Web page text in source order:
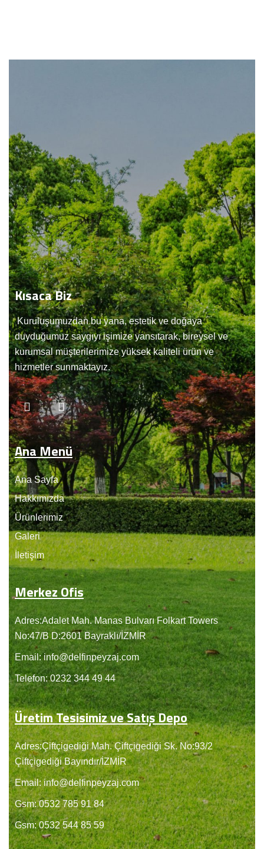
KısacaBiz
Kuruluşumuzdan bu yana, estetik ve doğaya
duyduğumuz saygıyı işimize yansıtarak, bireysel ve
kurumsal müşterilerimize yüksek kaliteli ürün ve
hizmetler sunmaktayız.
Ana Menü
Ana Sayfa
Hakkımızda
Ürünlerimiz
Galeri
İletişim
Merkez Ofis
Adres:Adalet Mah. Manas Bulvarı Folkart Towers
No:47/B D:2601 Bayraklı/İZMİR
Email: info@delfinpeyzaj.com
Telefon: 0232 344 49 44
Üretim Tesisimiz ve Satış Depo
Adres:Çiftçigediği Mah. Çiftçigediği Sk. No:93/2
Çiftçigediği Bayındır/İZMİR
Email: info@delfinpeyzaj.com
Gsm: 0532 785 91 84
Gsm: 0532 544 85 59